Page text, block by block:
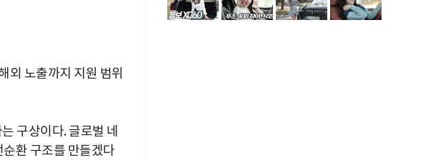
외 노출까지 지원 범위
구상이다. 글로벌 네
환 구조를 만들겠다